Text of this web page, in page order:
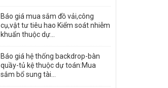
Báo giá mua sắm đồ vải,công
cụ,vật tư tiêu hao Kiểm soát nhiễm
khuẩn thuộc dự...
Báo giá hệ thống backdrop-bàn
quầy-tủ kệ thuộc dự toán:Mua
sắm bổ sung tài...